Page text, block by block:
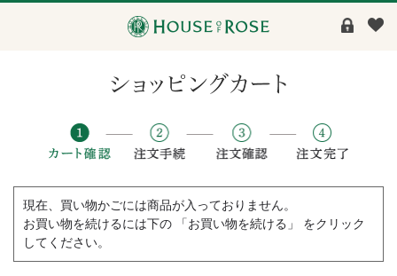
現在、買い物かごには商品が入っておりません。
お買い物を続けるには下の 「お買い物を続ける」 をクリック
してください。